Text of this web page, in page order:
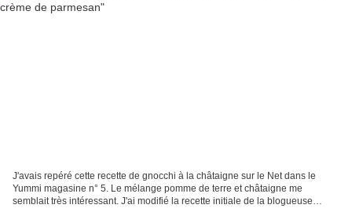
J'avais repéré cette recette de gnocchi à la châtaigne sur le Net dans le
Yummi magasine n° 5. Le mélange pomme de terre et châtaigne me
semblait très intéressant. J'ai modifié la recette initiale de la blogueuse